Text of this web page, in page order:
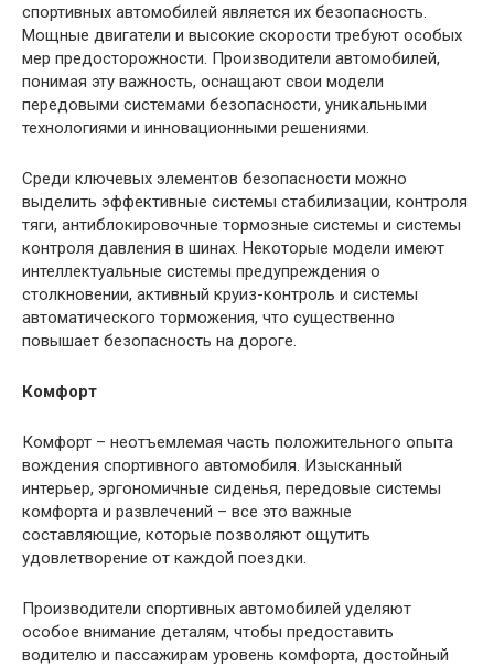
спортивных автомобилей является их безопасность.
Мощные двигатели и высокие скорости требуют особых
мер предосторожности. Производители автомобилей,
понимая эту важность, оснащают свои модели
передовыми системами безопасности, уникальными
технологиями и инновационными решениями.
Среди ключевых элементов безопасности можно
выделить эффективные системы стабилизации, контроля
тяги, антиблокировочные тормозные системы и системы
контроля давления в шинах. Некоторые модели имеют
интеллектуальные системы предупреждения о
столкновении, активный круиз-контроль и системы
автоматического торможения, что существенно
повышает безопасность на дороге.
Комфорт
Комфорт – неотъемлемая часть положительного опыта
вождения спортивного автомобиля. Изысканный
интерьер, эргономичные сиденья, передовые системы
комфорта и развлечений – все это важные
составляющие, которые позволяют ощутить
удовлетворение от каждой поездки.
Производители спортивных автомобилей уделяют
особое внимание деталям, чтобы предоставить
водителю и пассажирам уровень комфорта, достойный